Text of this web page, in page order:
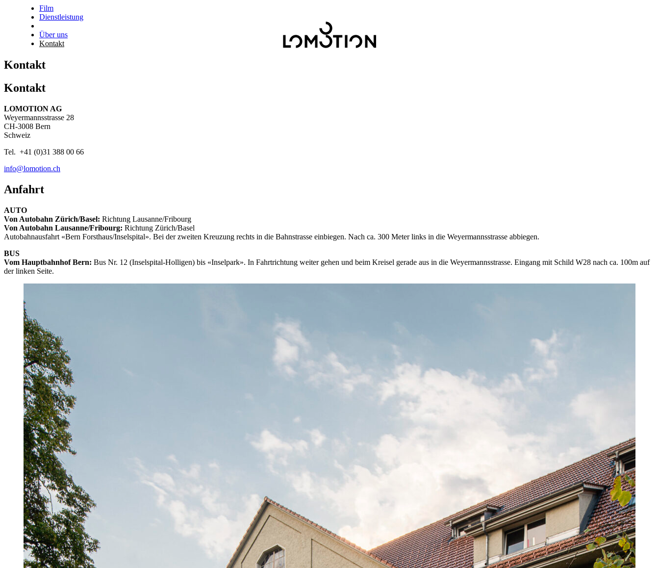
Film
Dienstleistung
Über uns
Kontakt
Kontakt
Kontakt
LOMOTION AG
Weyermannsstrasse 28
CH-3008 Bern
Schweiz
Tel. +41 (0)31 388 00 66
info@lomotion.ch
Anfahrt
AUTO
Von Autobahn Zürich/Basel: Richtung Lausanne/Fribourg
Von Autobahn Lausanne/Fribourg: Richtung Zürich/Basel
Autobahnausfahrt «Bern Forsthaus/Inselspital». Bei der zweiten Kreuzung rechts in die Bahnstrasse einbiegen. Nach ca. 300 Meter links in die Weyermannsstrasse abbiegen.
BUS
Vom Hauptbahnhof Bern: Bus Nr. 12 (Inselspital-Holligen) bis «Inselpark». In Fahrtrichtung weiter gehen und beim Kreisel gerade aus in die Weyermannsstrasse. Eingang mit Schild W28 nach ca. 100m auf
der linken Seite.